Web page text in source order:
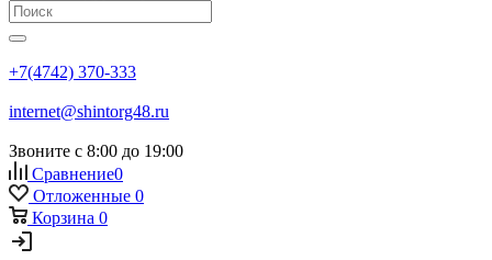
+7(4742) 370-333
internet@shintorg48.ru
Звоните с 8:00 до 19:00
Сравнение0
Отложенные 0
Корзина 0